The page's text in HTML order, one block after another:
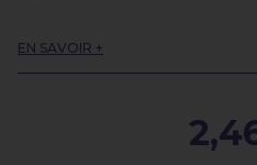
mais également des faux ongles
EN SAVOIR +